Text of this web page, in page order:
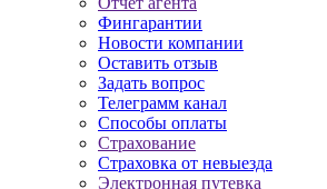
Фингарантии
Новости компании
Оставить отзыв
Задать вопрос
Телеграмм канал
Способы оплаты
Страхование
Страховка от невыезда
Электронная путевка